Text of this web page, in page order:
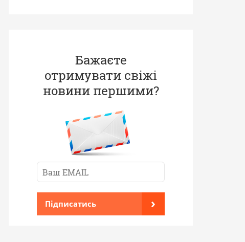
Бажаєте
отримувати свіжі
новини першими?
Підписатись ›